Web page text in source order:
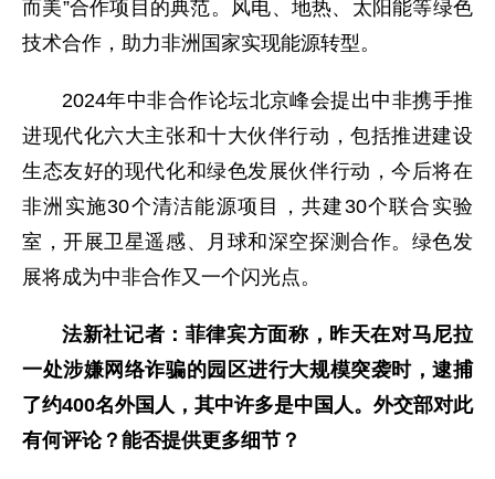
而美”合作项目的典范。风电、地热、太阳能等绿色
技术合作，助力非洲国家实现能源转型。
2024年中非合作论坛北京峰会提出中非携手推
进现代化六大主张和十大伙伴行动，包括推进建设
生态友好的现代化和绿色发展伙伴行动，今后将在
非洲实施30个清洁能源项目，共建30个联合实验
室，开展卫星遥感、月球和深空探测合作。绿色发
展将成为中非合作又一个闪光点。
法新社记者：菲律宾方面称，昨天在对马尼拉
一处涉嫌网络诈骗的园区进行大规模突袭时，逮捕
了约400名外国人，其中许多是中国人。外交部对此
有何评论？能否提供更多细节？